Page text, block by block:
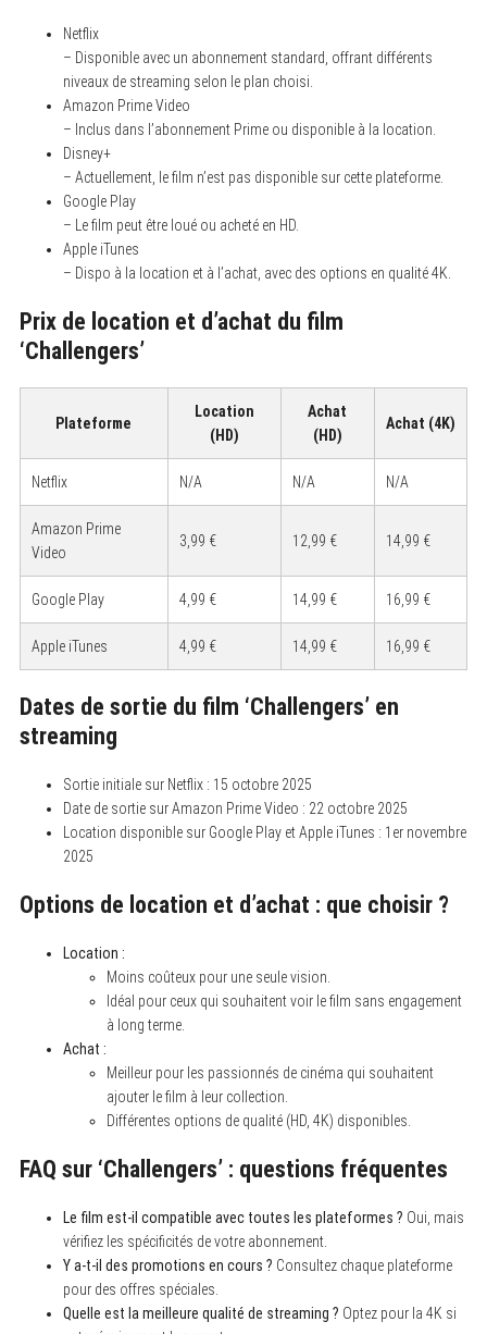
Netflix
– Disponible avec un abonnement standard, offrant différents
niveaux de streaming selon le plan choisi.
Amazon Prime Video
– Inclus dans l’abonnement Prime ou disponible à la location.
Disney+
– Actuellement, le film n’est pas disponible sur cette plateforme.
Google Play
– Le film peut être loué ou acheté en HD.
Apple iTunes
– Dispo à la location et à l’achat, avec des options en qualité 4K.
Prix de location et d’achat du film
‘Challengers’
Plateforme
Location
(HD)
Achat
(HD)
Achat (4K)
Netflix N/A N/A N/A
Amazon Prime
Video
3,99 € 12,99 € 14,99 €
Google Play 4,99 € 14,99 € 16,99 €
Apple iTunes 4,99 € 14,99 € 16,99 €
Dates de sortie du film ‘Challengers’ en
streaming
Sortie initiale sur Netflix : 15 octobre 2025
Date de sortie sur Amazon Prime Video : 22 octobre 2025
Location disponible sur Google Play et Apple iTunes : 1er novembre
2025
Options de location et d’achat : que choisir ?
Location :
Moins coûteux pour une seule vision.
Idéal pour ceux qui souhaitent voir le film sans engagement
à long terme.
Achat :
Meilleur pour les passionnés de cinéma qui souhaitent
ajouter le film à leur collection.
Différentes options de qualité (HD, 4K) disponibles.
FAQ sur ‘Challengers’ : questions fréquentes
Le film est-il compatible avec toutes les plateformes ? Oui, mais
vérifiez les spécificités de votre abonnement.
Y a-t-il des promotions en cours ? Consultez chaque plateforme
pour des offres spéciales.
Quelle est la meilleure qualité de streaming ? Optez pour la 4K si
S
a
r
c
h
f
: